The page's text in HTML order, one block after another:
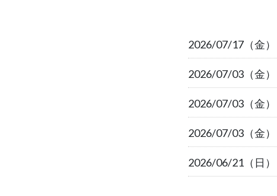
2026/07/17（金）
2026/07/03（金）
2026/07/03（金）
2026/07/03（金）
2026/06/21（日）